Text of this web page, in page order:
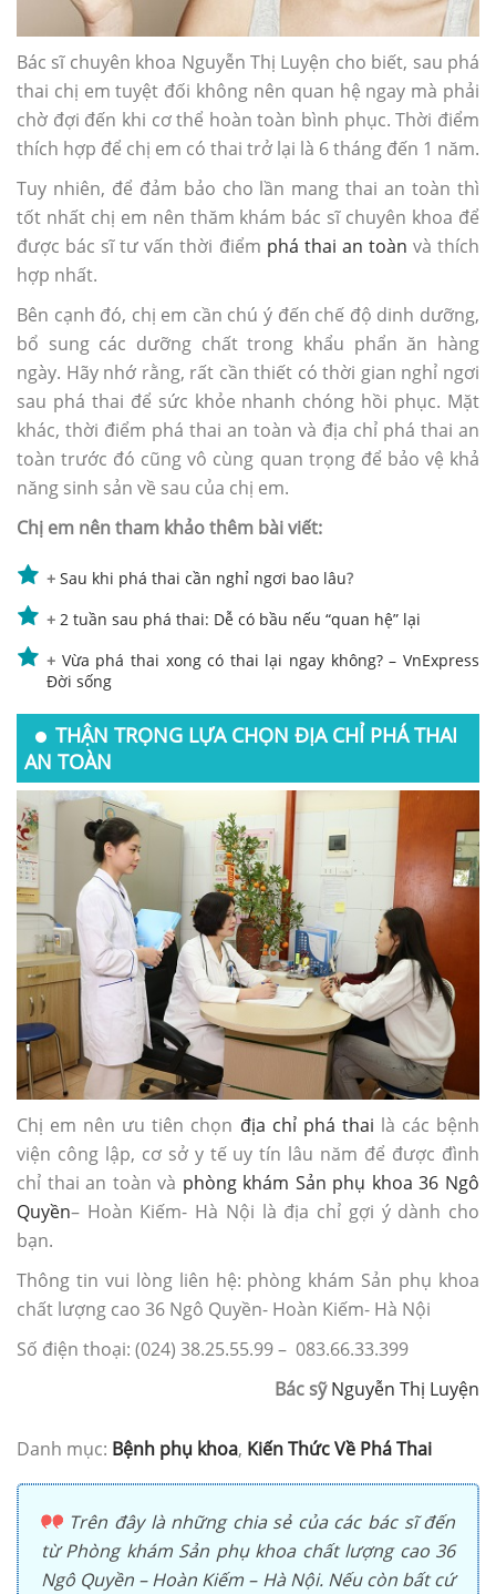
Bác sĩ chuyên khoa Nguyễn Thị Luyện cho biết, sau phá
thai chị em tuyệt đối không nên quan hệ ngay mà phải
chờ đợi đến khi cơ thể hoàn toàn bình phục. Thời điểm
thích hợp để chị em có thai trở lại là 6 tháng đến 1 năm.
Tuy nhiên, để đảm bảo cho lần mang thai an toàn thì
tốt nhất chị em nên thăm khám bác sĩ chuyên khoa để
được bác sĩ tư vấn thời điểm phá thai an toàn và thích
hợp nhất.
Bên cạnh đó, chị em cần chú ý đến chế độ dinh dưỡng,
bổ sung các dưỡng chất trong khẩu phẩn ăn hàng
ngày. Hãy nhớ rằng, rất cần thiết có thời gian nghỉ ngơi
sau phá thai để sức khỏe nhanh chóng hồi phục. Mặt
khác, thời điểm phá thai an toàn và địa chỉ phá thai an
toàn trước đó cũng vô cùng quan trọng để bảo vệ khả
năng sinh sản về sau của chị em.
Chị em nên tham khảo thêm bài viết:
+ Sau khi phá thai cần nghỉ ngơi bao lâu?
+ 2 tuần sau phá thai: Dễ có bầu nếu “quan hệ” lại
+ Vừa phá thai xong có thai lại ngay không? – VnExpress
Đời sống
THẬN TRỌNG LỰA CHỌN ĐỊA CHỈ PHÁ THAI
AN TOÀN
Chị em nên ưu tiên chọn địa chỉ phá thai là các bệnh
viện công lập, cơ sở y tế uy tín lâu năm để được đình
chỉ thai an toàn và phòng khám Sản phụ khoa 36 Ngô
Quyền– Hoàn Kiếm- Hà Nội là địa chỉ gợi ý dành cho
bạn.
Thông tin vui lòng liên hệ: phòng khám Sản phụ khoa
chất lượng cao 36 Ngô Quyền- Hoàn Kiếm- Hà Nội
Số điện thoại: (024) 38.25.55.99 – 083.66.33.399
Bác sỹNguyễn Thị Luyện
Danh mục: Bệnh phụ khoa, Kiến Thức Về Phá Thai
Trên đây là những chia sẻ của các bác sĩ đến
từ Phòng khám Sản phụ khoa chất lượng cao 36
Ngô Quyền – Hoàn Kiếm – Hà Nội. Nếu còn bất cứ